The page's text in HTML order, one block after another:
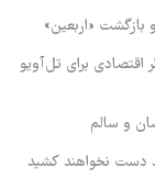
بازگشت «اربعین»
اقتصادی برای تل‌آویو
دست نخواهند کشید